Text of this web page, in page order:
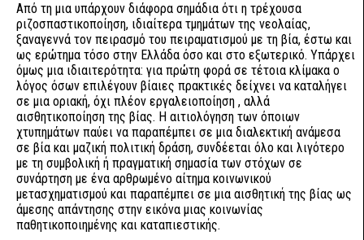
Από τη μια υπάρχουν διάφορα σημάδια ότι η τρέχουσα
ριζοσπαστικοποίηση, ιδιαίτερα τμημάτων της νεολαίας,
ξαναγεννά τον πειρασμό του πειραματισμού με τη βία, έστω και
ως ερώτημα τόσο στην Ελλάδα όσο και στο εξωτερικό. Υπάρχει
όμως μια ιδιαιτερότητα: για πρώτη φορά σε τέτοια κλίμακα ο
λόγος όσων επιλέγουν βίαιες πρακτικές δείχνει να καταλήγει
σε μια οριακή, όχι πλέον εργαλειοποίηση , αλλά
αισθητικοποίηση της βίας. Η αιτιολόγηση των όποιων
χτυπημάτων παύει να παραπέμπει σε μια διαλεκτική ανάμεσα
σε βία και μαζική πολιτική δράση, συνδέεται όλο και λιγότερο
με τη συμβολική ή πραγματική σημασία των στόχων σε
συνάρτηση με ένα αρθρωμένο αίτημα κοινωνικού
μετασχηματισμού και παραπέμπει σε μια αισθητική της βίας ως
άμεσης απάντησης στην εικόνα μιας κοινωνίας
παθητικοποιημένης και καταπιεστικής.